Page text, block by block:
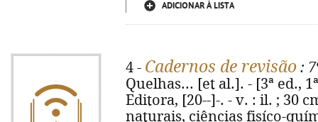
ADICIONAR À LISTA
4 - Cadernos de revisão :
Quelhas... [et al.]. - [3ª ed.,
Editora, [20--]-. - v. : il. ; 30
naturais, ciências fisíco-